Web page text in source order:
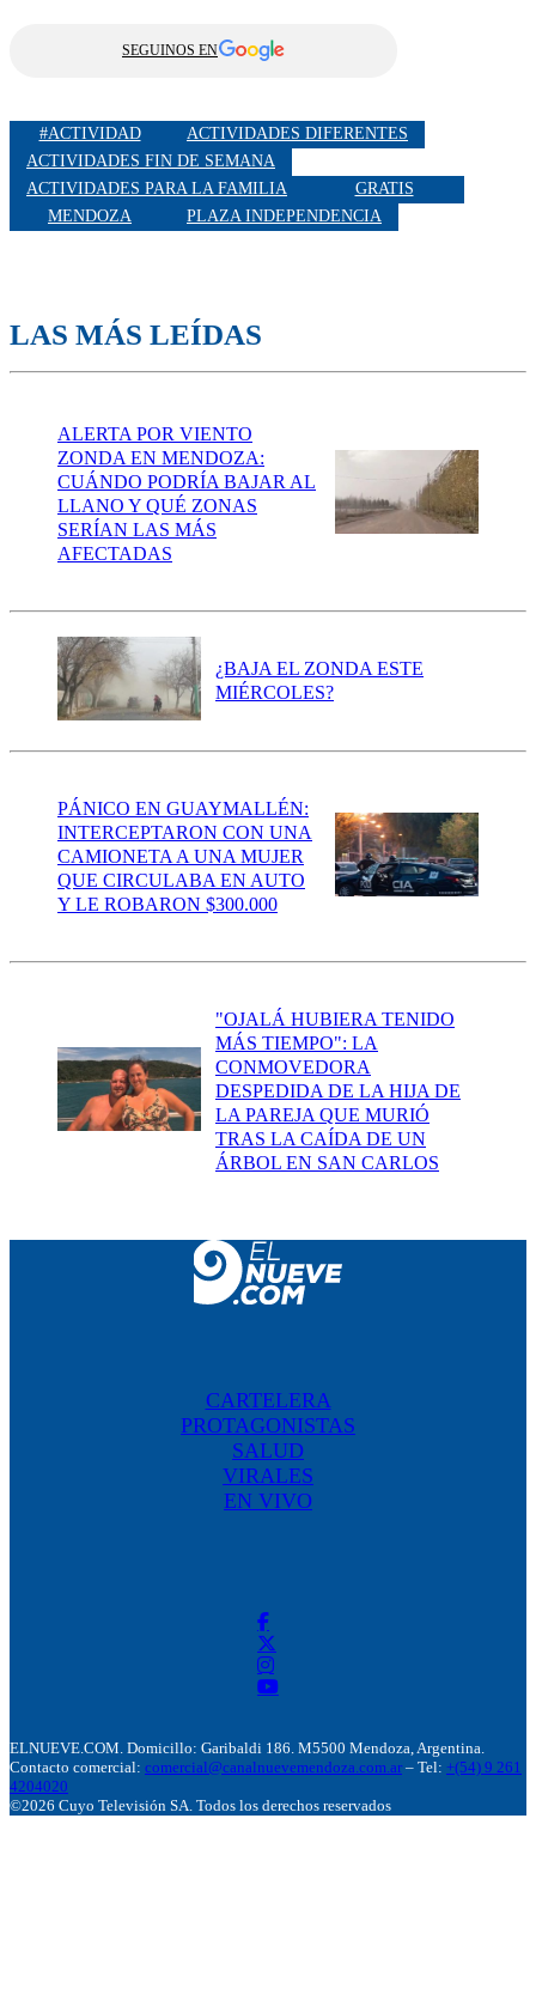
SEGUINOS EN
#ACTIVIDAD
ACTIVIDADES DIFERENTES
ACTIVIDADES FIN DE SEMANA
ACTIVIDADES PARA LA FAMILIA
GRATIS
MENDOZA
PLAZA INDEPENDENCIA
LAS MÁS LEÍDAS
ALERTA POR VIENTO
ZONDA EN MENDOZA:
CUÁNDO PODRÍA BAJAR AL
LLANO Y QUÉ ZONAS
SERÍAN LAS MÁS
AFECTADAS
¿BAJA EL ZONDA ESTE
MIÉRCOLES?
PÁNICO EN GUAYMALLÉN:
INTERCEPTARON CON UNA
CAMIONETA A UNA MUJER
QUE CIRCULABA EN AUTO
Y LE ROBARON $300.000
"OJALÁ HUBIERA TENIDO
MÁS TIEMPO": LA
CONMOVEDORA
DESPEDIDA DE LA HIJA DE
LA PAREJA QUE MURIÓ
TRAS LA CAÍDA DE UN
ÁRBOL EN SAN CARLOS
CARTELERA
PROTAGONISTAS
SALUD
VIRALES
EN VIVO
ELNUEVE.COM. Domicillo: Garibaldi 186. M5500 Mendoza, Argentina.
Contacto comercial: comercial@canalnuevemendoza.com.ar – Tel: +(54) 9 261
4204020
©2026 Cuyo Televisión SA. Todos los derechos reservados